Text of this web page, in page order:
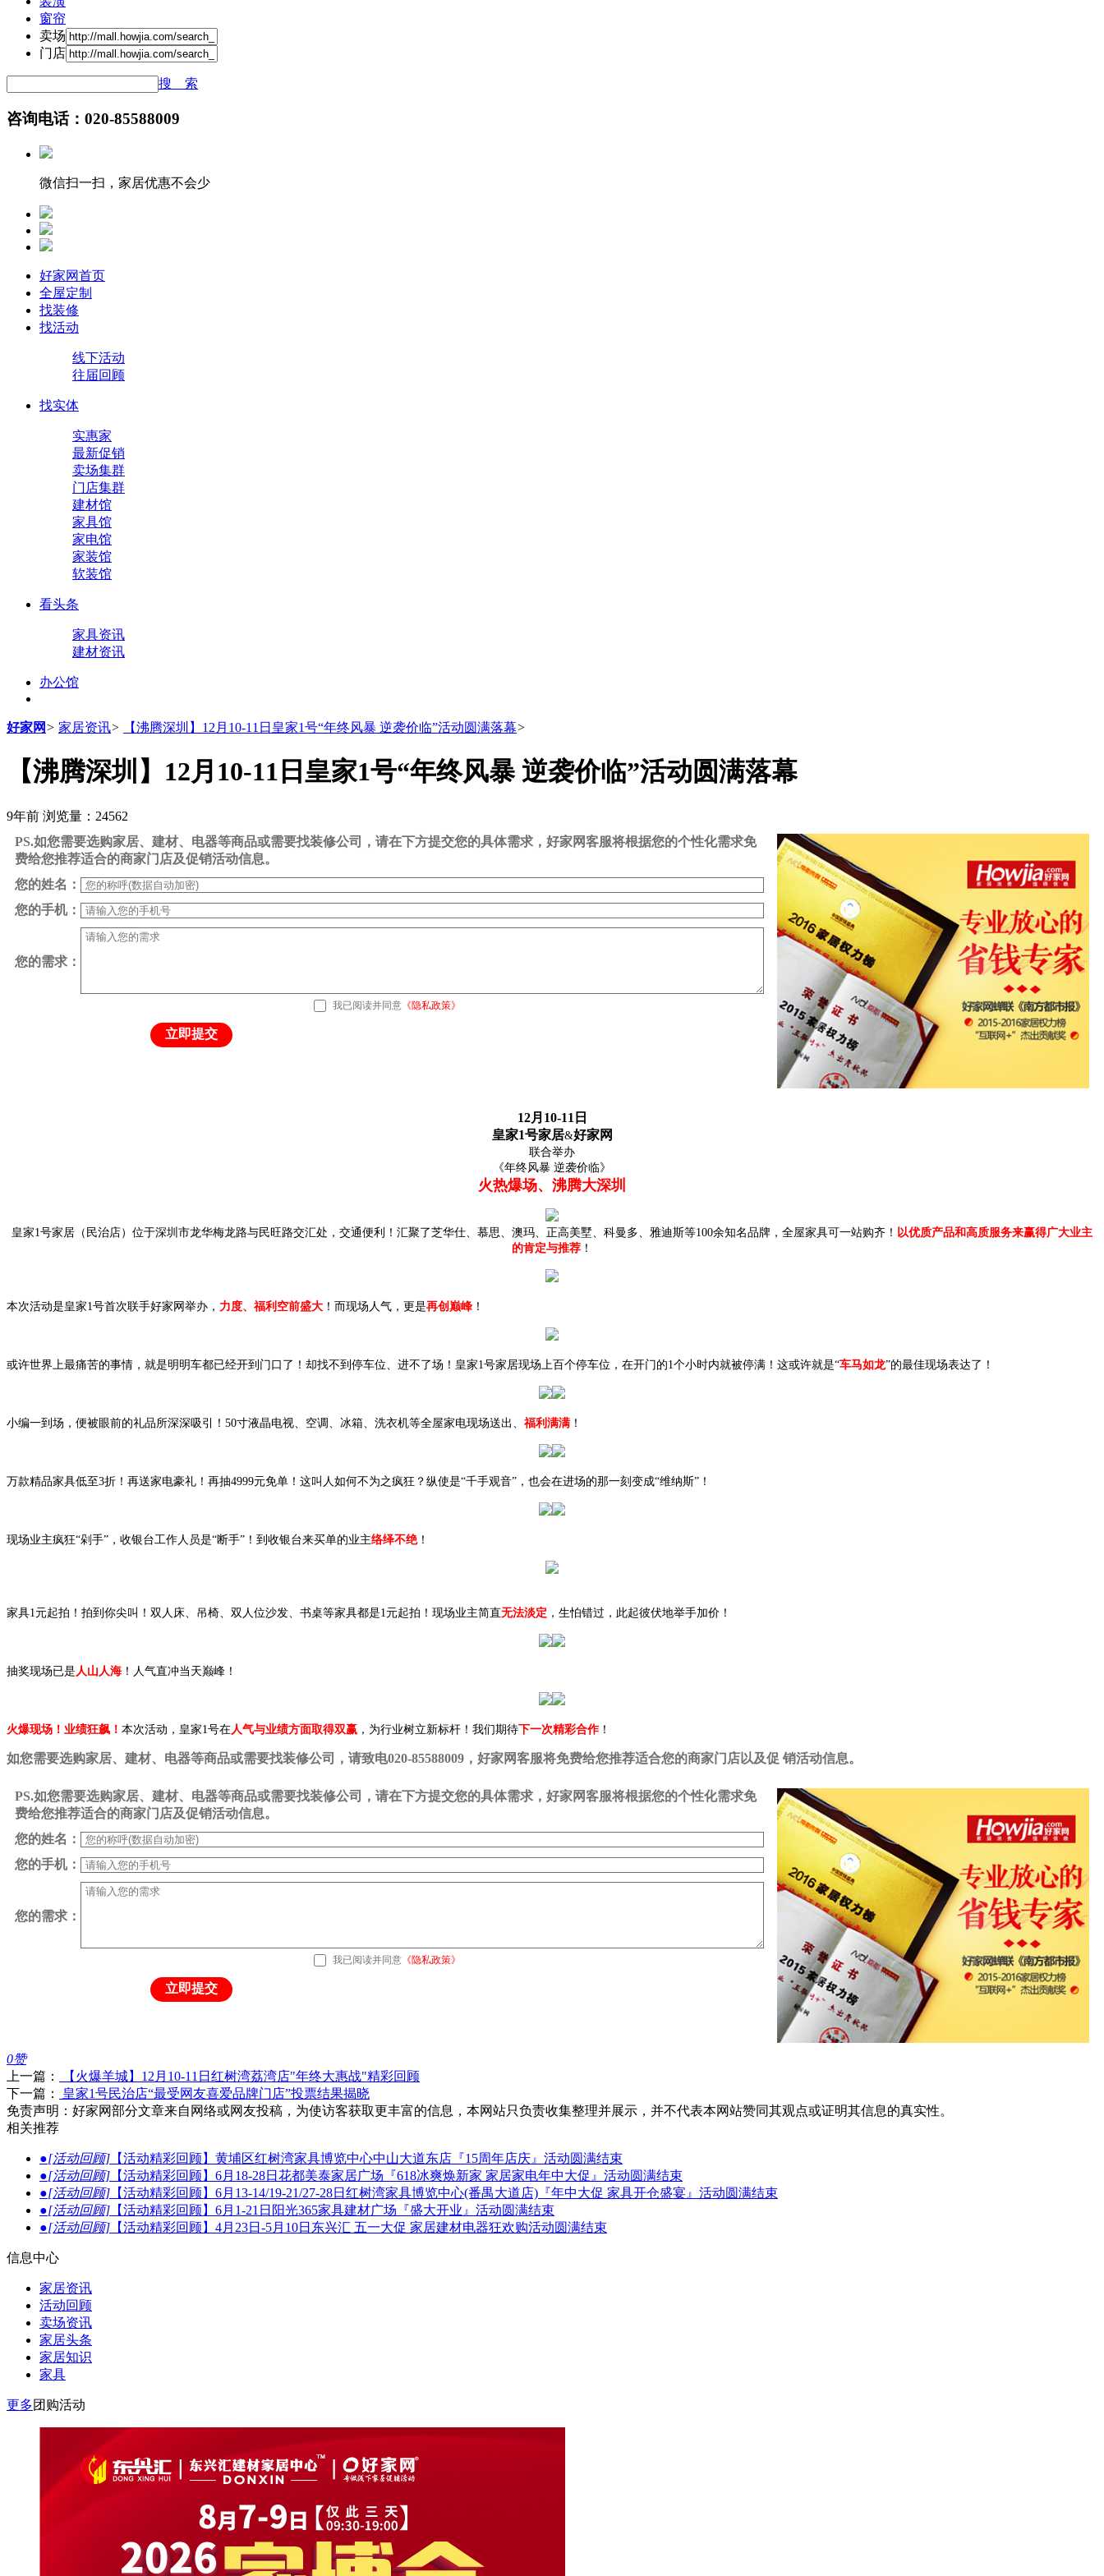
窗帘
卖场
门店
搜 索
咨询电话：020-85588009
微信扫一扫，家居优惠不会少
好家网首页
全屋定制
找装修
找活动
线下活动
往届回顾
找实体
实惠家
最新促销
卖场集群
门店集群
建材馆
家具馆
家电馆
家装馆
软装馆
看头条
家具资讯
建材资讯
办公馆
好家网> 家居资讯> 【沸腾深圳】12月10-11日皇家1号“年终风暴 逆袭价临”活动圆满落幕>
【沸腾深圳】12月10-11日皇家1号“年终风暴 逆袭价临”活动圆满落幕
9年前 浏览量：24562
PS.如您需要选购家居、建材、电器等商品或需要找装修公司，请在下方提交您的具体需求，好家网客服将根据您的个性化需求免
费给您推荐适合的商家门店及促销活动信息。
您的姓名：
您的手机：
您的需求：
我已阅读并同意 《隐私政策》
立即提交
12月10-11日
皇家1号家居&好家网
联合举办
《年终风暴 逆袭价临》
火热爆场、沸腾大深圳
皇家1号家居（民治店）位于深圳市龙华梅龙路与民旺路交汇处，交通便利！汇聚了芝华仕、慕思、澳玛、正高美墅、科曼多、雅迪斯等100余知名品牌，全屋家具可一站购齐！ 以优质产品和高质服务来赢得广大业主
的肯定与推荐 ！
本次活动是皇家1号首次联手好家网举办， 力度、福利空前盛大 ！而现场人气，更是再创巅峰 ！
或许世界上最痛苦的事情，就是明明车都已经开到门口了！却找不到停车位、进不了场！皇家1号家居现场上百个停车位，在开门的1个小时内就被停满！这或许就是“车马如龙”的最佳现场表达了！
小编一到场，便被眼前的礼品所深深吸引！50寸液晶电视、空调、冰箱、洗衣机等全屋家电现场送出、 福利满满 ！
万款精品家具低至3折！再送家电豪礼！再抽4999元免单！这叫人如何不为之疯狂？纵使是“千手观音”，也会在进场的那一刻变成“维纳斯”！
现场业主疯狂“剁手”，收银台工作人员是“断手”！到收银台来买单的业主络绎不绝！
家具1元起拍！拍到你尖叫！双人床、吊椅、双人位沙发、书桌等家具都是1元起拍！现场业主简直无法淡定 ，生怕错过，此起彼伏地举手加价！
抽奖现场已是 人山人海 ！人气直冲当天巅峰！
火爆现场！业绩狂飙！ 本次活动，皇家1号在 人气与业绩方面取得双赢 ，为行业树立新标杆！我们期待下一次精彩合作！
如您需要选购家居、建材、电器等商品或需要找装修公司，请致电020-85588009，好家网客服将免费给您推荐适合您的商家门店以及促 销活动信息。
PS.如您需要选购家居、建材、电器等商品或需要找装修公司，请在下方提交您的具体需求，好家网客服将根据您的个性化需求免
费给您推荐适合的商家门店及促销活动信息。
您的姓名：
您的手机：
您的需求：
我已阅读并同意 《隐私政策》
立即提交
0赞
上一篇：
【火爆羊城】12月10-11日红树湾荔湾店"年终大惠战"精彩回顾
下一篇：
皇家1号民治店“最受网友喜爱品牌门店”投票结果揭晓
免责声明：好家网部分文章来自网络或网友投稿，为使访客获取更丰富的信息，本网站只负责收集整理并展示，并不代表本网站赞同其观点或证明其信息的真实性。
相关推荐
●[活动回顾] 【活动精彩回顾】黄埔区红树湾家具博览中心中山大道东店『15周年店庆』活动圆满结束
●[活动回顾] 【活动精彩回顾】6月18-28日花都美泰家居广场『618冰爽焕新家 家居家电年中大促』活动圆满结束
●[活动回顾] 【活动精彩回顾】6月13-14/19-21/27-28日红树湾家具博览中心(番禺大道店)『年中大促 家具开仓盛宴』活动圆满结束
●[活动回顾] 【活动精彩回顾】6月1-21日阳光365家具建材广场『盛大开业』活动圆满结束
●[活动回顾] 【活动精彩回顾】4月23日-5月10日东兴汇 五一大促 家居建材电器狂欢购活动圆满结束
信息中心
家居资讯
活动回顾
卖场资讯
家居头条
家居知识
家具
更多团购活动